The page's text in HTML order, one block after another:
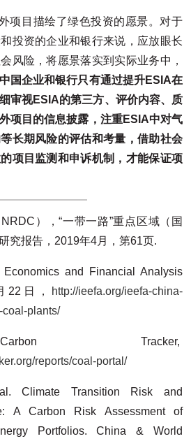
项目描绘了绿色投资的愿景。对于
投资的企业和银行来说，应放眼长
风险，将愿景落实到实际业务中，
中国企业和银行只有通过提升ESIA在
审视ESIA的第三方、评价内容、质
项目的信息披露，注重ESIA中对气
长期风险的评估和考量，借助社会
项目监测和申诉机制，才能保证项
），“一带一路”重点区域（国
究报告，2019年4月，第61页.
Economics and Financial Analysis
22日，
http://ieefa.org/ieefa-china-
coal-plants/
Tracker,
reports/coal-portal/
Climate Transition Risk and
A Carbon Risk Assessment of
Portfolios. China & World